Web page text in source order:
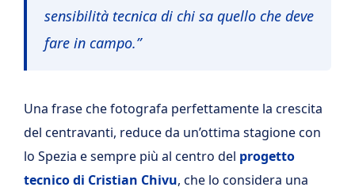
sensibilità tecnica di chi sa quello che deve
fare in campo.”
Una frase che fotografa perfettamente la crescita
del centravanti, reduce da un’ottima stagione con
lo Spezia e sempre più al centro del progetto
tecnico di Cristian Chivu, che lo considera una